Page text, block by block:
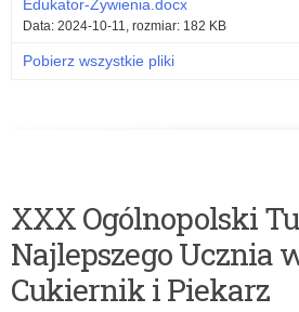
Edukator-Żywienia.docx
Data: 2024-10-11, rozmiar: 182 KB
Pobierz wszystkie pliki
XXX Ogólnopolski
Najlepszego Ucznia
Cukiernik i Piekarz